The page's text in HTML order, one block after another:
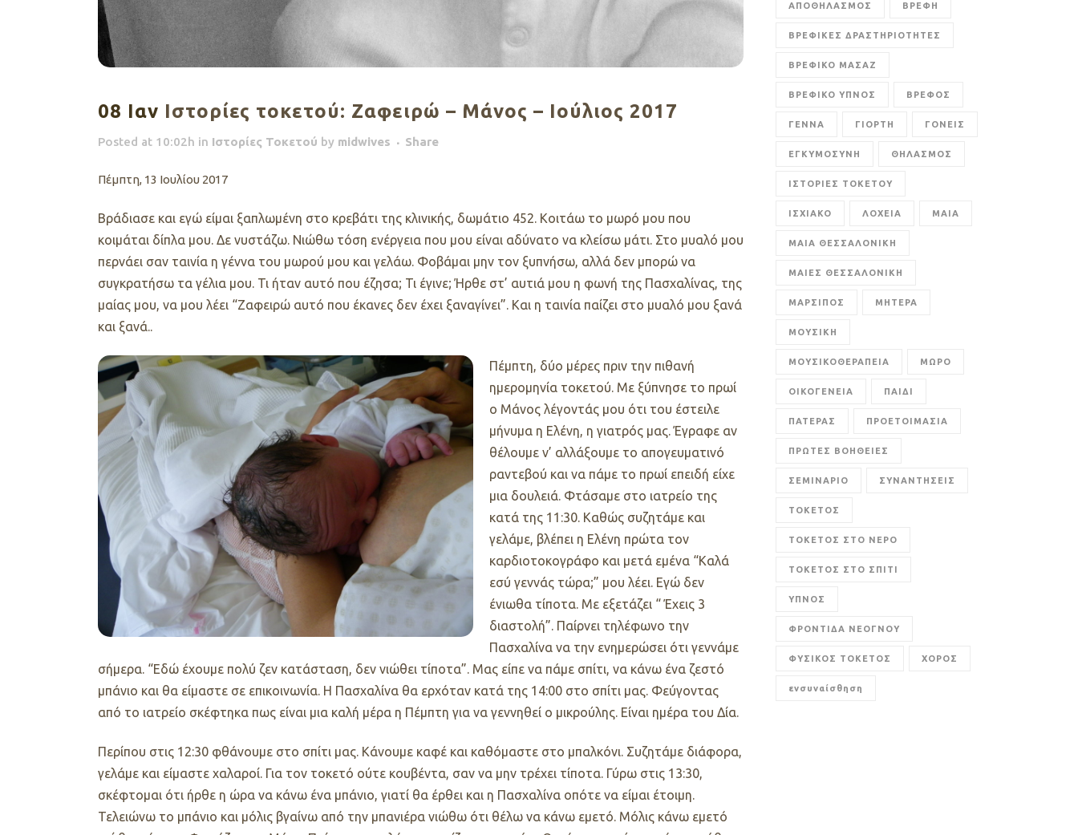
08 Ιαν Ιστορίες τοκετού: Ζαφειρώ – Mάνος – Ιούλιος 2017
Posted at 10:02h in Ιστορίες Τοκετού by midwives Share
Πέμπτη, 13 Ιουλίου 2017
Βράδιασε και εγώ είμαι ξαπλωμένη στο κρεβάτι της κλινικής, δωμάτιο 452. Κοιτάω το μωρό μου που
κοιμάται δίπλα μου. Δε νυστάζω. Νιώθω τόση ενέργεια που μου είναι αδύνατο να κλείσω μάτι. Στο μυαλό μου
περνάει σαν ταινία η γέννα του μωρού μου και γελάω. Φοβάμαι μην τον ξυπνήσω, αλλά δεν μπορώ να
συγκρατήσω τα γέλια μου. Τι ήταν αυτό που έζησα; Τι έγινε; Ήρθε στ’ αυτιά μου η φωνή της Πασχαλίνας, της
μαίας μου, να μου λέει “Ζαφειρώ αυτό που έκανες δεν έχει ξαναγίνει”. Και η ταινία παίζει στο μυαλό μου ξανά
και ξανά..
Πέμπτη, δύο μέρες πριν την πιθανή
ημερομηνία τοκετού. Με ξύπνησε το πρωί
ο Μάνος λέγοντάς μου ότι του έστειλε
μήνυμα η Ελένη, η γιατρός μας. Έγραφε αν
θέλουμε ν’ αλλάξουμε το απογευματινό
ραντεβού και να πάμε το πρωί επειδή είχε
μια δουλειά. Φτάσαμε στο ιατρείο της
κατά της 11:30. Καθώς συζητάμε και
γελάμε, βλέπει η Ελένη πρώτα τον
καρδιοτοκογράφο και μετά εμένα “Καλά
εσύ γεννάς τώρα;” μου λέει. Εγώ δεν
ένιωθα τίποτα. Με εξετάζει “ Έχεις 3
διαστολή”. Παίρνει τηλέφωνο την
Πασχαλίνα να την ενημερώσει ότι γεννάμε
σήμερα. “Εδώ έχουμε πολύ ζεν κατάσταση, δεν νιώθει τίποτα”. Μας είπε να πάμε σπίτι, να κάνω ένα ζεστό
μπάνιο και θα είμαστε σε επικοινωνία. Η Πασχαλίνα θα ερχόταν κατά της 14:00 στο σπίτι μας. Φεύγοντας
από το ιατρείο σκέφτηκα πως είναι μια καλή μέρα η Πέμπτη για να γεννηθεί ο μικρούλης. Είναι ημέρα του Δία.
Περίπου στις 12:30 φθάνουμε στο σπίτι μας. Κάνουμε καφέ και καθόμαστε στο μπαλκόνι. Συζητάμε διάφορα,
γελάμε και είμαστε χαλαροί. Για τον τοκετό ούτε κουβέντα, σαν να μην τρέχει τίποτα. Γύρω στις 13:30,
σκέφτομαι ότι ήρθε η ώρα να κάνω ένα μπάνιο, γιατί θα έρθει και η Πασχαλίνα οπότε να είμαι έτοιμη.
Τελειώνω το μπάνιο και μόλις βγαίνω από την μπανιέρα νιώθω ότι θέλω να κάνω εμετό. Μόλις κάνω εμετό
ΑΠΟΘΗΛΑΣΜΟΣ ΒΡΕΦΗ
ΒΡΕΦΙΚΕΣ ΔΡΑΣΤΗΡΙΟΤΗΤΕΣ
ΒΡΕΦΙΚΟ ΜΑΣΑΖ
ΒΡΕΦΙΚΟ ΥΠΝΟΣ ΒΡΕΦΟΣ
ΓΕΝΝΑ ΓΙΟΡΤΗ ΓΟΝΕΙΣ
ΕΓΚΥΜΟΣΥΝΗ ΘΗΛΑΣΜΟΣ
ΙΣΤΟΡΙΕΣ ΤΟΚΕΤΟΥ
ΙΣΧΙΑΚΟ ΛΟΧΕΙΑ ΜΑΙΑ
ΜΑΙΑ ΘΕΣΣΑΛΟΝΙΚΗ
ΜΑΙΕΣ ΘΕΣΣΑΛΟΝΙΚΗ
ΜΑΡΣΙΠΟΣ ΜΗΤΕΡΑ
ΜΟΥΣΙΚΗ
ΜΟΥΣΙΚΟΘΕΡΑΠΕΙΑ ΜΩΡΟ
ΟΙΚΟΓΕΝΕΙΑ ΠΑΙΔΙ
ΠΑΤΕΡΑΣ ΠΡΟΕΤΟΙΜΑΣΙΑ
ΠΡΩΤΕΣ ΒΟΗΘΕΙΕΣ
ΣΕΜΙΝΑΡΙΟ ΣΥΝΑΝΤΗΣΕΙΣ
ΤΟΚΕΤΟΣ
ΤΟΚΕΤΟΣ ΣΤΟ ΝΕΡΟ
ΤΟΚΕΤΟΣ ΣΤΟ ΣΠΙΤΙ
ΥΠΝΟΣ
ΦΡΟΝΤΙΔΑ ΝΕΟΓΝΟΥ
ΦΥΣΙΚΟΣ ΤΟΚΕΤΟΣ ΧΟΡΟΣ
ενσυναίσθηση